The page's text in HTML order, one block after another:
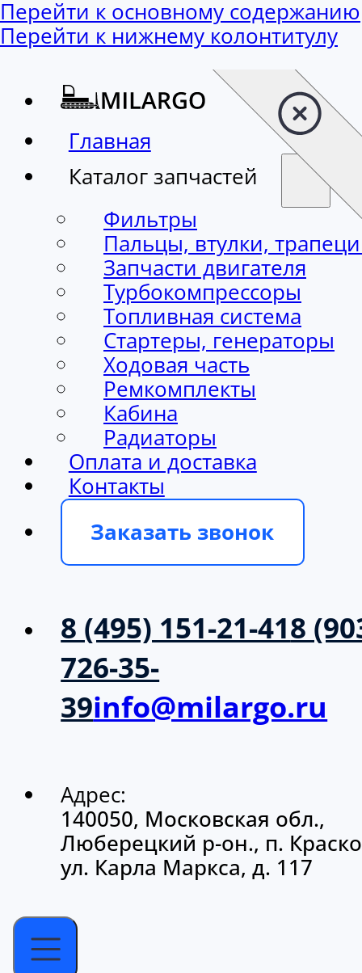
Перейти к основному содержанию
Перейти к нижнему колонтитулу
Главная
Каталог запчастей
Фильтры
Пальцы, втулки,
Запчасти двигателя
Турбокомпрессоры
Топливная система
Стартеры, генераторы
Ходовая часть
Ремкомплекты
Кабина
Радиаторы
Оплата и доставка
Контакты
Заказать звонок
8 (495) 151-21-418
726-35-
39info@milargo.ru
Адрес:
140050, Московская обл.,
Люберецкий р-он., п.
ул. Карла Маркса, д. 117